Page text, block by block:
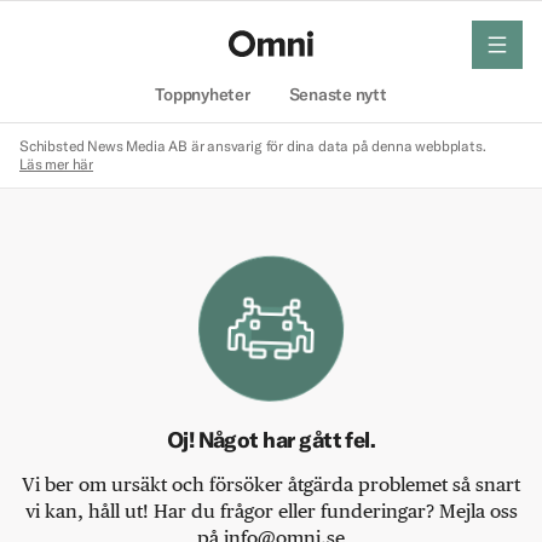
Toppnyheter Senaste nytt
meny
Schibsted News Media AB är ansvarig för dina data på denna webbplats.
Läs mer här
Oj! Något har gått fel.
Vi ber om ursäkt och försöker åtgärda problemet så snart
vi kan, håll ut! Har du frågor eller funderingar? Mejla oss